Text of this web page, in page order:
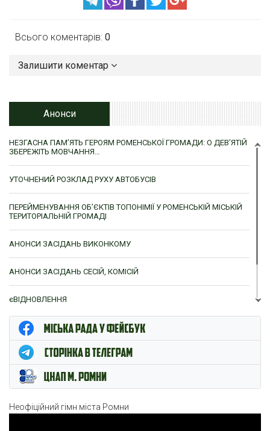
Всього коментарів: 0
Залишити коментар
Анонси
НЕЗГАСНА ПАМ’ЯТЬ ГЕРОЯМ РОМЕНСЬКОЇ ГРОМАДИ: О ДЕВ’ЯТІЙ
ЗБЕРЕЖІТЬ МОВЧАННЯ…
УТОЧНЕНИЙ РОЗКЛАД РУХУ АВТОБУСІВ
ПЕРЕЙМЕНУВАННЯ ОБ’ЄКТІВ ТОПОНІМІЇ У РОМЕНСЬКІЙ МІСЬКІЙ
ТЕРИТОРІАЛЬНІЙ ГРОМАДІ
АНОНСИ ЗАСІДАНЬ ВИКОНКОМУ
АНОНСИ ЗАСІДАНЬ СЕСІЙ, КОМІСІЙ
єВІДНОВЛЕННЯ
ЦНАП м. Ромни
Неофіційний гімн міста Ромни